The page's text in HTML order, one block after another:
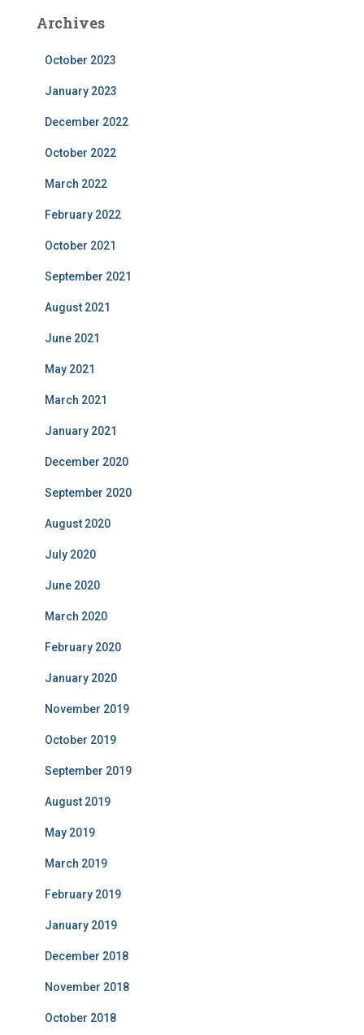
Archives
October 2023
January 2023
December 2022
October 2022
March 2022
February 2022
October 2021
September 2021
August 2021
June 2021
May 2021
March 2021
January 2021
December 2020
September 2020
August 2020
July 2020
June 2020
March 2020
February 2020
January 2020
November 2019
October 2019
September 2019
August 2019
May 2019
March 2019
February 2019
January 2019
December 2018
November 2018
October 2018